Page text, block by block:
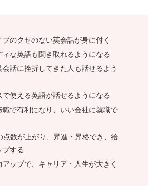
ブのクセのない英会話が身に付く
ィな英語も聞き取れるようになる
会話に挫折してきた人も話せるよう
で使える英語が話せるようになる
職で有利になり、いい会社に就職で
点数が上がり、昇進・昇格でき、給
プする
アップで、キャリア・人生が大きく